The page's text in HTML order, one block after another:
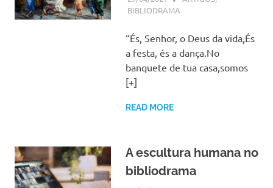
BIBLIODRAMA
“És, Senhor, o Deus da vida,És
a festa, és a dança.No
banquete de tua casa,somos
[+]
READ MORE
A escultura humana no
bibliodrama